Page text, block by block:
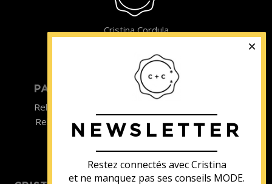
Cristina Cordula
PARTICULIER
Relooking homme
Relooking femme
ENTREPRISE
ENTREPRISE
Formations
NEWSLETTER
Restez connectés avec Cristina
et ne manquez pas ses conseils MODE.